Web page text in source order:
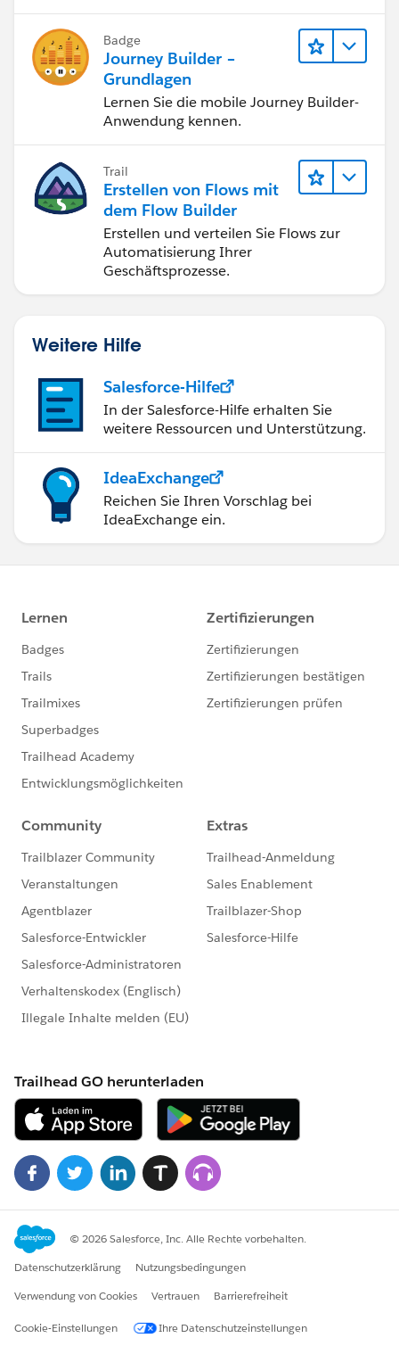
Badge
Journey Builder –
Grundlagen
Lernen Sie die mobile Journey Builder-
Anwendung kennen.
Trail
Erstellen von Flows mit
dem Flow Builder
Erstellen und verteilen Sie Flows zur
Automatisierung Ihrer
Geschäftsprozesse.
Weitere Hilfe
Salesforce-Hilfe
In der Salesforce-Hilfe erhalten Sie
weitere Ressourcen und Unterstützung.
IdeaExchange
Reichen Sie Ihren Vorschlag bei
IdeaExchange ein.